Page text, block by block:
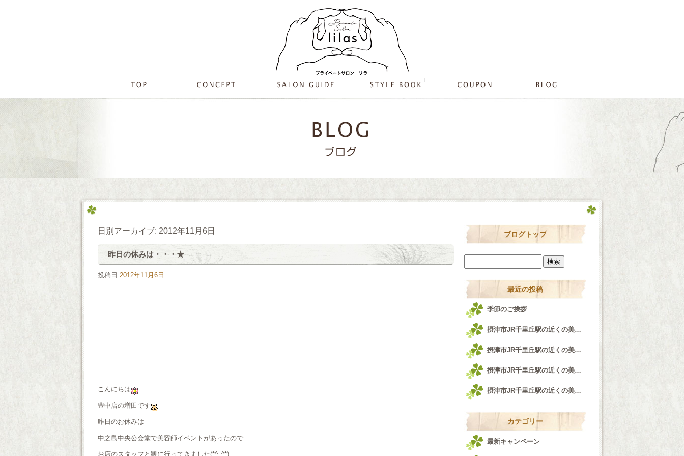
日別アーカイブ: 2012年11月6日
昨日の休みは・・・★
投稿日 2012年11月6日
こんにちは
豊中店の増田です
昨日のお休みは
中之島中央公会堂で美容師イベントがあったので
お店のスタッフと観に行ってきました(*^_^*)
ブログトップ
最近の投稿
季節のご挨拶
摂津市JR千里丘駅の近くの美容室airfeel千里丘店♪
摂津市JR千里丘駅の近くの美容室airfeel千里丘店！！！
摂津市JR千里丘駅の近くの美容室airfeel千里丘店♪
摂津市JR千里丘駅の近くの美容室airfeel千里丘店♪
カテゴリー
最新キャンペーン